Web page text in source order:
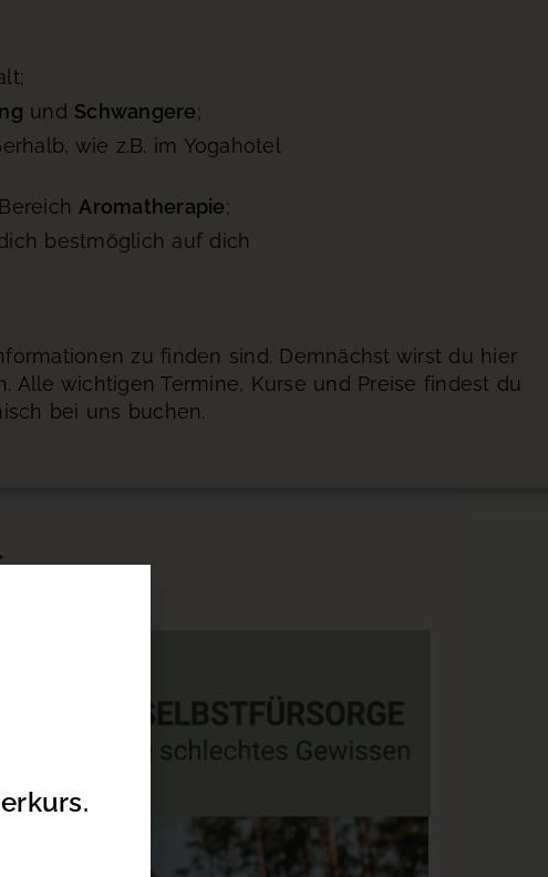
und Schwangere;
wie z.B. im Yogahotel
Aromatherapie;
bestmöglich auf dich
zu finden sind. Demnächst wirst du hier
wichtigen Termine, Kurse und Preise findest du
bei uns buchen.